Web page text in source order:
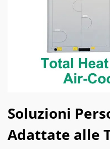
Soluzioni
Adattate alle